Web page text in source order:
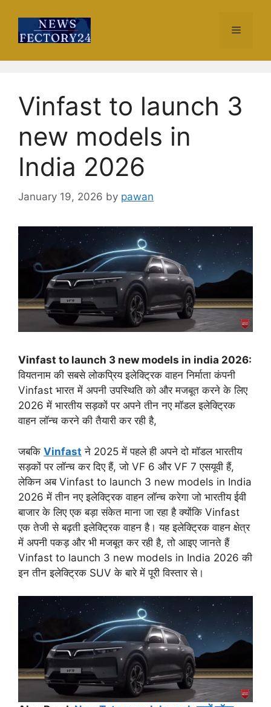
content
Menu
Vinfast to launch 3
new models in
India 2026
January 19, 2026 by pawan
Vinfast to launch 3 new models in india 2026:
वियतनाम की सबसे लोकप्रिय इलेक्ट्रिक वाहन निर्माता कंपनी
Vinfast भारत में अपनी उपस्थिति को और मजबूत करने के लिए
2026 में भारतीय सड़कों पर अपने तीन नए मॉडल इलेक्ट्रिक
वाहन लॉन्च करने की तैयारी कर रही है,
जबकि Vinfast ने 2025 में पहले ही अपने दो मॉडल भारतीय
सड़कों पर लॉन्च कर दिए हैं, जो VF 6 और VF 7 एसयूवी हैं,
लेकिन अब Vinfast to launch 3 new models in India
2026 में तीन नए इलेक्ट्रिक वाहन लॉन्च करेगा जो भारतीय ईवी
बाजार के लिए एक बड़ा संकेत माना जा रहा है क्योंकि Vinfast
एक तेजी से बढ़ती इलेक्ट्रिक वाहन है। यह इलेक्ट्रिक वाहन क्षेत्र
में अपनी पकड़ और भी मजबूत कर रही है, तो आइए जानते हैं
Vinfast to launch 3 new models in India 2026 की
इन तीन इलेक्ट्रिक SUV के बारे में पूरी विस्तार से।